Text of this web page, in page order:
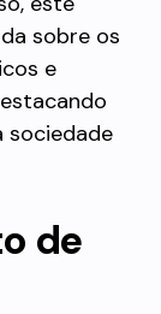
sobre os
e
sociedade
de